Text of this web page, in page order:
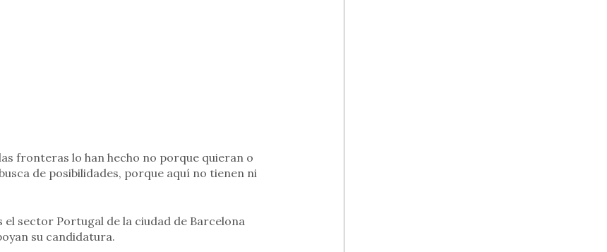
fronteras lo han hecho no porque quieran o
de posibilidades, porque aquí no tienen ni
sector Portugal de la ciudad de Barcelona
su candidatura.